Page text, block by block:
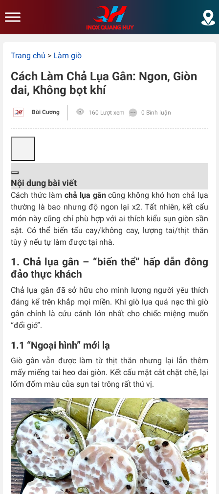
Trang chủ > Làm giò
Cách Làm Chả Lụa Gân: Ngon, Giòn
dai, Không bọt khí
Bùi Cương 160 Lượt xem 0 Bình luận
Nội dung bài viết
Cách thức làm chả lụa gâncũng không khó hơn chả lụa
thường là bao nhưng độ ngon lại x2. Tất nhiên, kết cấu
món này cũng chỉ phù hợp với ai thích kiểu sụn giòn sần
sật. Có thể biến tấu cay/không cay, lượng tai/thịt thăn
tùy ý nếu tự làm được tại nhà.
1. Chả lụa gân – “biến thể” hấp dẫn đông
đảo thực khách
Chả lụa gân đã sở hữu cho mình lượng người yêu thích
đáng kể trên khắp mọi miền. Khi giò lụa quá nạc thì giò
gân chính là cứu cánh lớn nhất cho chiếc miệng muốn
“đổi gió”.
1.1 “Ngoại hình” mới lạ
Giò gân vẫn được làm từ thịt thăn nhưng lại lẫn thêm
mấy miếng tai heo dai giòn. Kết cấu mặt cắt chặt chẽ, lại
lốm đốm màu của sụn tai trông rất thú vị.